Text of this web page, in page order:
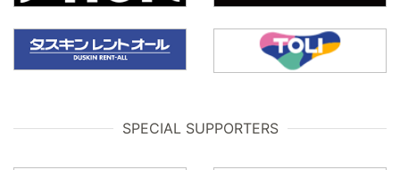
SPECIAL SUPPORTERS